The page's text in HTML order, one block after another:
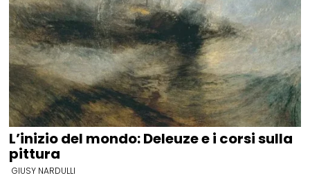
L’inizio del mondo: Deleuze e i corsi sulla
pittura
GIUSY NARDULLI